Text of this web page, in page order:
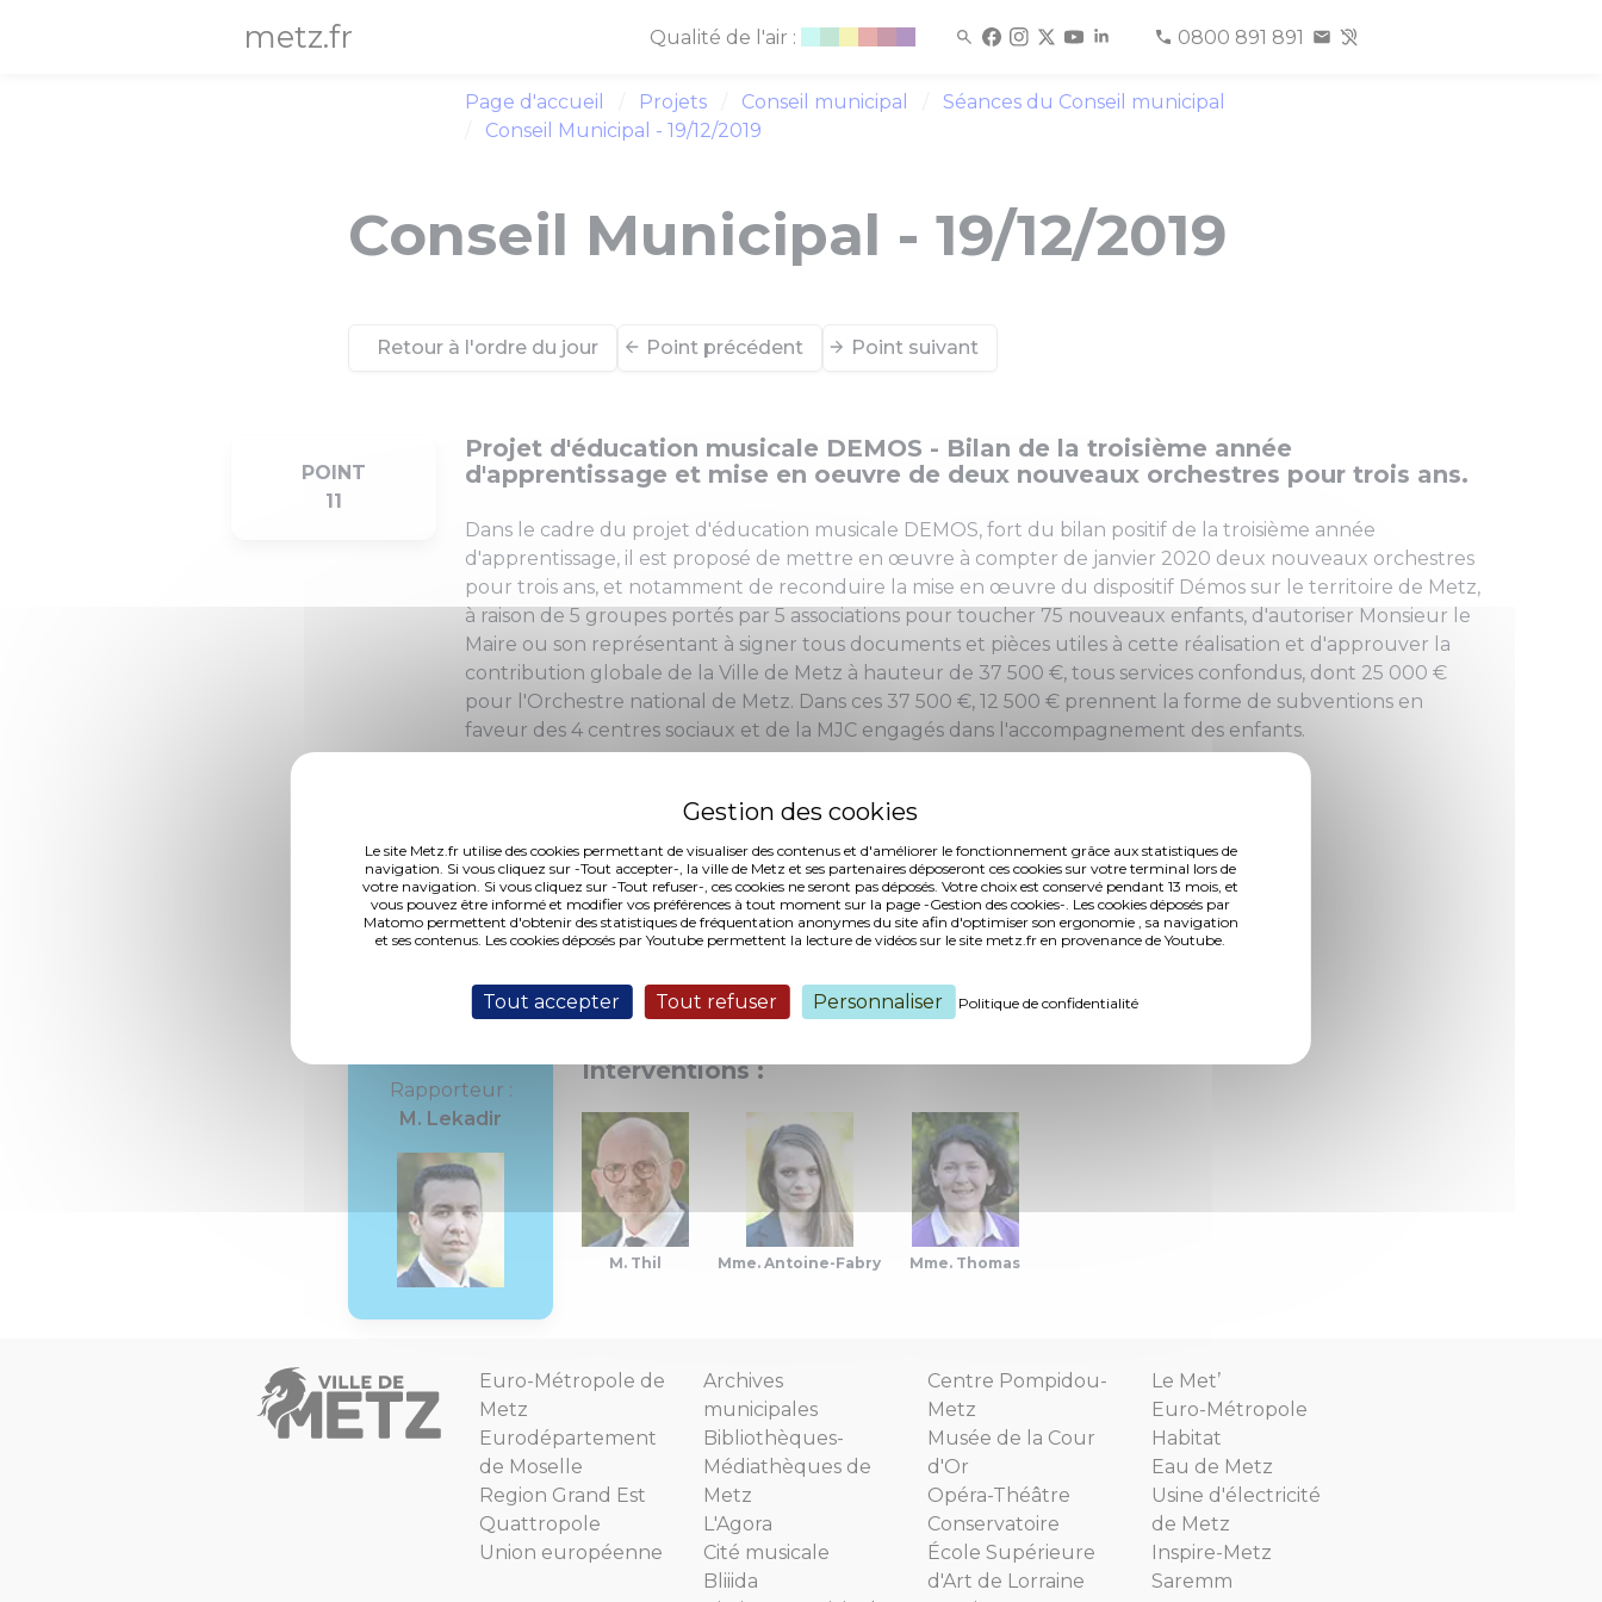
Le site Metz.fr utilise des cookies permettant de visualiser des contenus et d'améliorer le fonctionnement grâce aux statistiques de
navigation. Si vous cliquez sur -Tout accepter-, la ville de Metz et ses partenaires déposeront ces cookies sur votre terminal lors de
votre navigation. Si vous cliquez sur -Tout refuser-, ces cookies ne seront pas déposés. Votre choix est conservé pendant 13 mois, et
vous pouvez être informé et modifier vos préférences à tout moment sur la page -Gestion des cookies-. Les cookies déposés par
Matomo permettent d'obtenir des statistiques de fréquentation anonymes du site afin d'optimiser son ergonomie , sa navigation
et ses contenus. Les cookies déposés par Youtube permettent la lecture de vidéos sur le site metz.fr en provenance de Youtube.
Tout accepter Tout refuser Personnaliser Politique de confidentialité
metz.fr Qualité de l'air : 0800 891 891
Page d'accueil Projets Conseil municipal
Séances du Conseil municipal
Conseil Municipal - 19/12/2019
Conseil Municipal - 19/12/2019
Retour à l'ordre du jour Point précédent Point suivant
POINT
11
Projet d'éducation musicale DEMOS - Bilan de la troisième année
d'apprentissage et mise en oeuvre de deux nouveaux orchestres pour trois ans.
Dans le cadre du projet d'éducation musicale DEMOS, fort du bilan positif de la troisième année
d'apprentissage, il est proposé de mettre en œuvre à compter de janvier 2020 deux nouveaux orchestres
pour trois ans, et notamment de reconduire la mise en œuvre du dispositif Démos sur le territoire de Metz,
à raison de 5 groupes portés par 5 associations pour toucher 75 nouveaux enfants, d'autoriser Monsieur le
Maire ou son représentant à signer tous documents et pièces utiles à cette réalisation et d'approuver la
contribution globale de la Ville de Metz à hauteur de 37 500 €, tous services confondus, dont 25 000 €
pour l'Orchestre national de Metz. Dans ces 37 500 €, 12 500 € prennent la forme de subventions en
faveur des 4 centres sociaux et de la MJC engagés dans l'accompagnement des enfants.
Rapporteur :
M. Lekadir
Interventions :
M. Thil Mme. Antoine-Fabry Mme. Thomas
Euro-Métropole de
Metz
Eurodépartement
de Moselle
Region Grand Est
Quattropole
Union européenne
Archives
municipales
Bibliothèques-
Médiathèques de
Metz
L'Agora
Cité musicale
Bliiida
Centre Pompidou-
Metz
Musée de la Cour
d'Or
Opéra-Théâtre
Conservatoire
École Supérieure
d'Art de Lorraine
Le Met’
Euro-Métropole
Habitat
Eau de Metz
Usine d'électricité
de Metz
Inspire-Metz
Saremm